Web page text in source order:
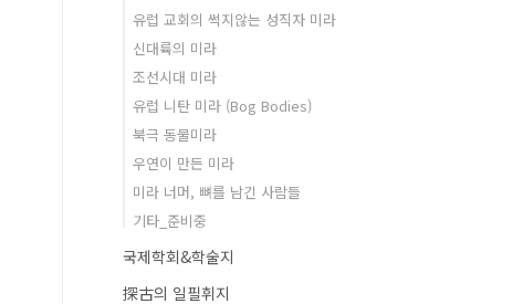
유럽 교회의 썩지않는 성직자 미라
신대륙의 미라
조선시대 미라
유럽 니탄 미라 (Bog Bodies)
북극 동물미라
우연이 만든 미라
미라 너머, 뼈를 남긴 사람들
기타_준비중
국제학회&학술지
探古의 일필휘지